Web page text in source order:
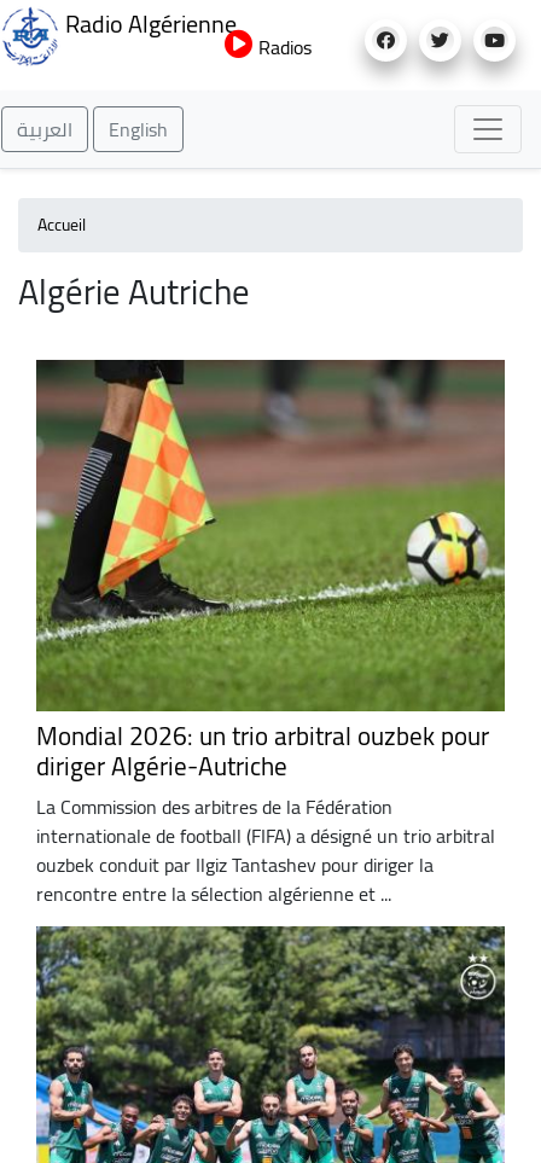
au
Radio Algérienne
Radios
العربية English
Accueil
Algérie Autriche
Mondial 2026: un trio arbitral ouzbek pour
diriger Algérie-Autriche
La Commission des arbitres de la Fédération
internationale de football (FIFA) a désigné un trio arbitral
ouzbek conduit par Ilgiz Tantashev pour diriger la
rencontre entre la sélection algérienne et ...